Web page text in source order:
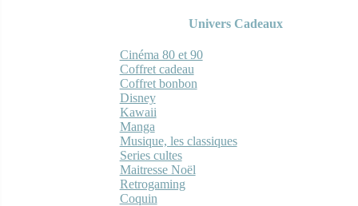
Univers Cadeaux
Cinéma 80 et 90
Coffret cadeau
Coffret bonbon
Disney
Kawaii
Manga
Musique, les classiques
Series cultes
Maitresse Noël
Retrogaming
Coquin